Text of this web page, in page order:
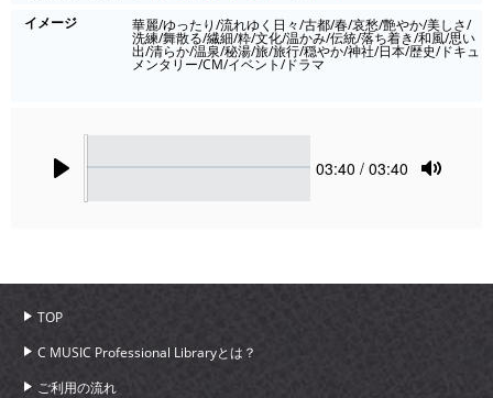
イメージ
華麗/ゆったり/流れゆく日々/古都/春/哀愁/艶やか/美しさ/
洗練/舞散る/繊細/粋/文化/温かみ/伝統/落ち着き/和風/思い
出/清らか/温泉/秘湯/旅/旅行/穏やか/神社/日本/歴史/ドキュ
メンタリー/CM/イベント/ドラマ
Current
03:40 / 03:40
TOP
C MUSIC Professional Libraryとは？
ご利用の流れ